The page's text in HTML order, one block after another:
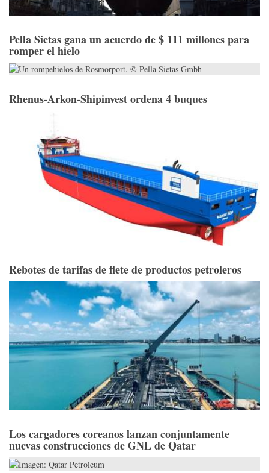
Pella Sietas gana un acuerdo de $ 111 millones para
romper el hielo
Rhenus-Arkon-Shipinvest ordena 4 buques
Rebotes de tarifas de flete de productos petroleros
Los cargadores coreanos lanzan conjuntamente
nuevas construcciones de GNL de Qatar